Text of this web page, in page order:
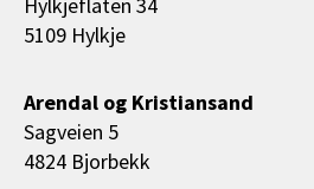
Hylkjeflaten 34
5109 Hylkje
Arendal og Kristiansand
Sagveien 5
4824 Bjorbekk